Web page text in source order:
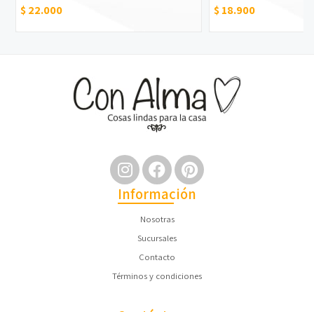
$ 22.000 $ 18.900
Información
Nosotras
Sucursales
Contacto
Términos y condiciones